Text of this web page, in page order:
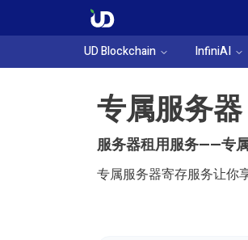
UD Blockchain
InfiniAI
专属服务
服务器租用服务——专
专属服务器寄存服务让你